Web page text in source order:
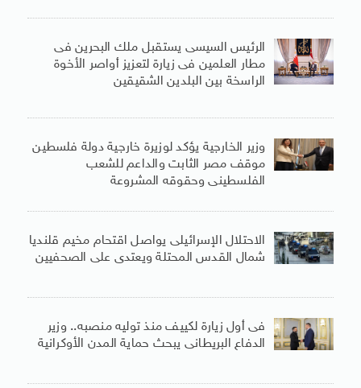
الرئيس السيسى يستقبل ملك البحرين فى
مطار العلمين فى زيارة لتعزيز أواصر الأخوة
الراسخة بين البلدين الشقيقين
وزير الخارجية يؤكد لوزيرة خارجية دولة فلسطين
موقف مصر الثابت والداعم للشعب
الفلسطينى وحقوقه المشروعة
الاحتلال الإسرائيلى يواصل اقتحام مخيم قلنديا
شمال القدس المحتلة ويعتدى على الصحفيين
فى أول زيارة لكييف منذ توليه منصبه.. وزير
الدفاع البريطانى يبحث حماية المدن الأوكرانية